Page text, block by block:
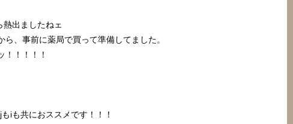
出ましたねェ
、事前に薬局で買って準備してました。
！！！！！
iも共におススメです！！！